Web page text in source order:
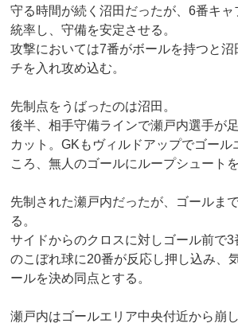
守る時間が続く沼田だったが、6番キャ
統率し、守備を安定させる。
攻撃においては7番がボールを持つと沼
チを入れ攻め込む。
先制点をうばったのは沼田。
後半、相手守備ラインで瀬戸内選手が
カット。GKもヴィルドアップでゴール
ころ、無人のゴールにループシュート
先制された瀬戸内だったが、ゴールま
る。
サイドからのクロスに対しゴール前で3
のこぼれ球に20番が反応し押し込み、
ールを決め同点とする。
瀬戸内はゴールエリア中央付近から崩